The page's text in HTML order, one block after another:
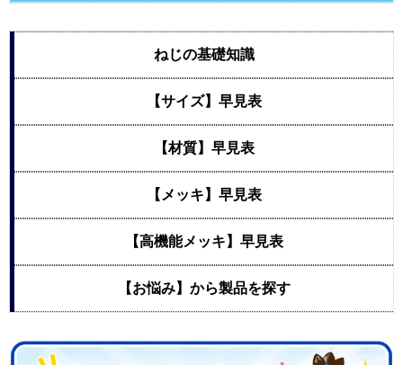
ねじの基礎知識
【サイズ】早見表
【材質】早見表
【メッキ】早見表
【高機能メッキ】早見表
【お悩み】から製品を探す